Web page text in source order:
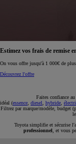
Réservez en ligne votre
Réservez en ligne
Faites confiance
idéal (essence diesel hybride
Filtrez par marque/modèle, budget
Toyota simplifie et sécurise
professionnel , et vous